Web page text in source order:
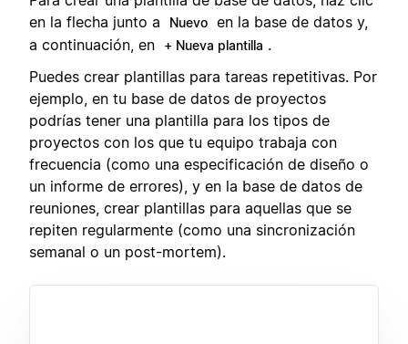
en la flecha junto a
Nuevo en la base de datos y,
a continuación, en
+ Nueva plantilla .
Puedes crear plantillas para tareas repetitivas. Por
ejemplo, en tu base de datos de proyectos
podrías tener una plantilla para los tipos de
proyectos con los que tu equipo trabaja con
frecuencia (como una especificación de diseño o
un informe de errores), y en la base de datos de
reuniones, crear plantillas para aquellas que se
repiten regularmente (como una sincronización
semanal o un post-mortem).